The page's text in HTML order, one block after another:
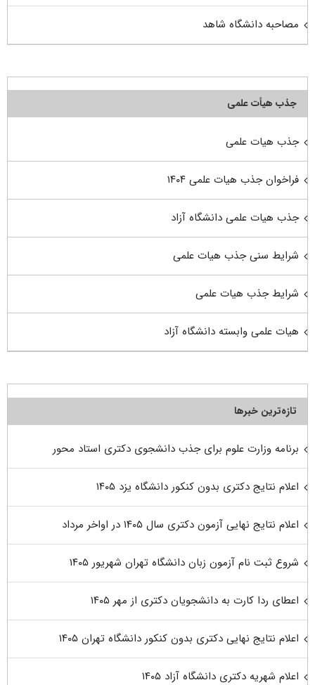
مصاحبه دانشگاه شاهد
جذب هیأت علمی
جذب هیات علمی
فراخوان جذب هیات علمی ۱۴۰۴
جذب هیات علمی دانشگاه آزاد
شرایط سنی جذب هیات علمی
شرایط جذب هیات علمی
هیات علمی وابسته دانشگاه آزاد
تازه‌ترین خبرها
برنامه وزارت علوم برای جذب دانشجوی دکتری استاد محور
اعلام نتایج دکتری بدون کنکور دانشگاه یزد ۱۴۰۵
اعلام نتایج نهایی آزمون دکتری سال ۱۴۰۵ در اواخر مرداد
شروع ثبت نام آزمون زبان دانشگاه تهران شهریور ۱۴۰۵
اعطای ردا کارت به دانشجویان دکتری از مهر ۱۴۰۵
اعلام نتایج نهایی دکتری بدون کنکور دانشگاه تهران ۱۴۰۵
اعلام شهریه دکتری دانشگاه آزاد ۱۴۰۵